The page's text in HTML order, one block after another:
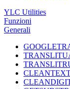
YLC Utilities
Funzioni
Generali